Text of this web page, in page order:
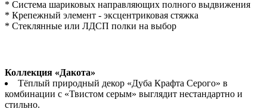
* Система шариковых направляющих полного выдвижения
* Крепежный элемент - эксцентриковая стяжка
* Стеклянные или ЛДСП полки на выбор
Коллекция «Дакота»
Тёплый природный декор «Дуба Крафта Серого» в
комбинации с «Твистом серым» выглядит нестандартно и
стильно.